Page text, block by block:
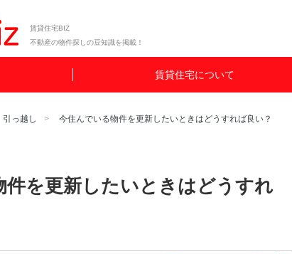
賃貸住宅BIZ
不動産の物件探しの豆知識を掲載！
賃貸住宅について
引っ越し 今住んでいる物件を更新したいときはどうすれば良い？
件を更新したいときはどうすれ